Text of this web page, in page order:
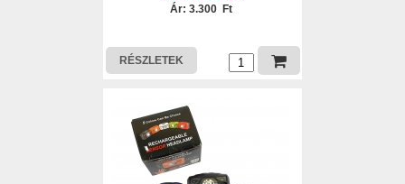
Ár: 3.300 Ft
RÉSZLETEK